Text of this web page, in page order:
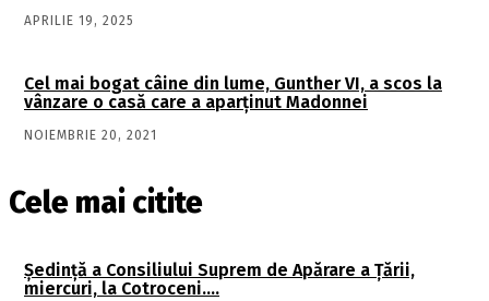
APRILIE 19, 2025
Cel mai bogat câine din lume, Gunther VI, a scos la
vânzare o casă care a aparținut Madonnei
NOIEMBRIE 20, 2021
Cele mai citite
Şedinţă a Consiliului Suprem de Apărare a Ţării,
miercuri, la Cotroceni….